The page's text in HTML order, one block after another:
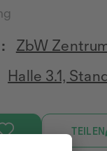
ZbW
Halle 3.1,
TEILEN